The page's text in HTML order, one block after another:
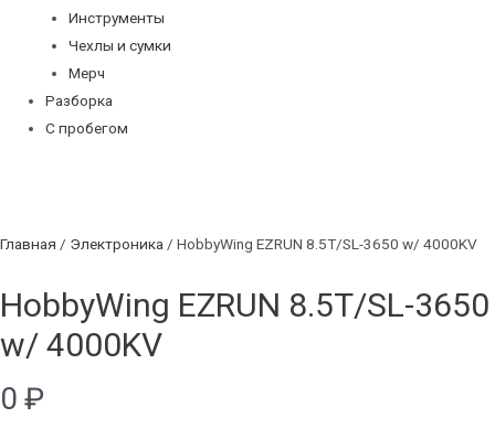
Инструменты
Чехлы и сумки
Мерч
Разборка
С пробегом
Главная / Электроника / HobbyWing EZRUN 8.5T/SL-3650 w/ 4000KV
HobbyWing EZRUN 8.5T/SL-3650
w/ 4000KV
0 ₽